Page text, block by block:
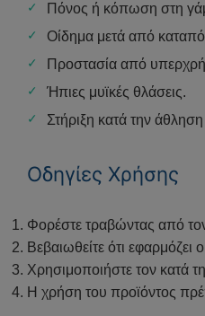
Πόνος ή κόπωση στη
Οίδημα μετά από
Προστασία από
Ήπιες μυϊκές θλάσεις.
Στήριξη κατά την
Οδηγίες Χρήσης
Φορέστε τραβώντας από
Βεβαιωθείτε ότι
Χρησιμοποιήστε τον κατά
Η χρήση του προϊόντος